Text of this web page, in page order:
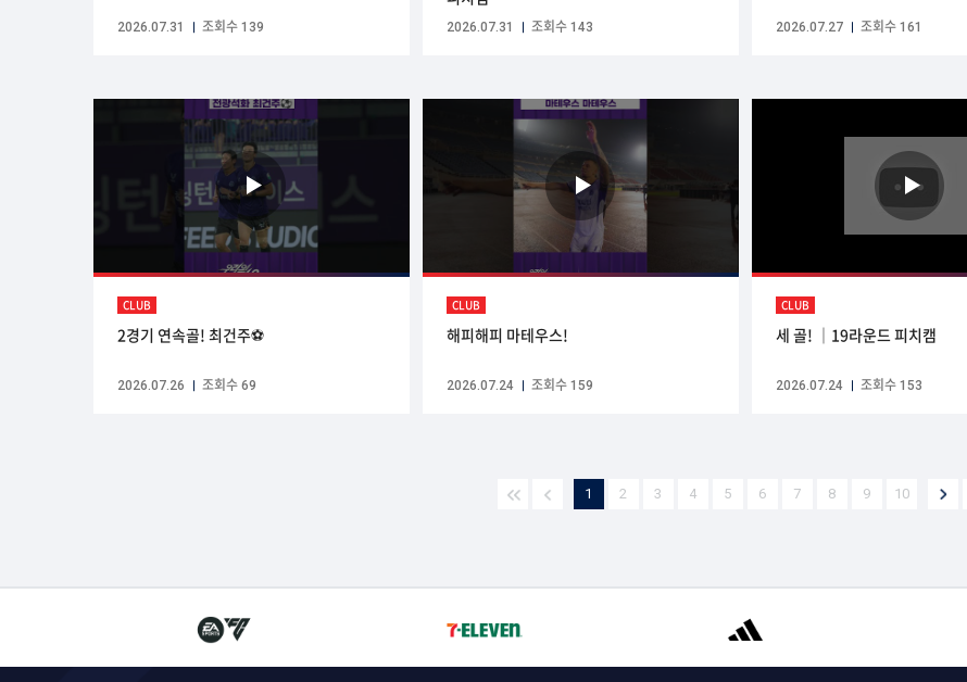
2026.07.31 조회수 139 2026.07.31 조회수 143 2026.07.27 조회수 161
CLUB
2경기 연속골! 최건주⚽️
2026.07.26 조회수 69
CLUB
해피해피 마테우스!
2026.07.24 조회수 159
CLUB
세 골! ｜19라운드 피치캠
2026.07.24 조회수 153
1 2 3 4 5 6 7 8 9 10